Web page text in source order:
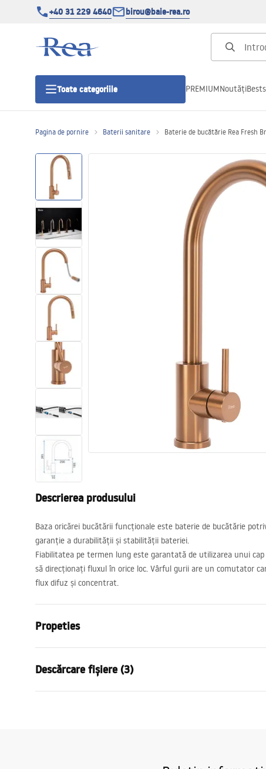
+40 31 229 4640 birou@baie-rea.ro
Toate categoriile
Usi pentru cabine de dus
Cadite de dus
Rigole Liniare
Vase WC si Bideuri
Lavoare
Cazi cu paravane
Dusuri
PREMIUMNoutăți
Pagina de pornire Baterii sanitare Baterie de bucătărie Rea Fresh
Descrierea produsului
Baza oricărei bucătării funcționale este baterie de bucătărie
garanție a durabilității și stabilității bateriei.
Fiabilitatea pe termen lung este garantată de utilizarea unui
să direcționați fluxul în orice loc. Vârful gurii are un comutator
flux difuz și concentrat.
Propeties
Metodă de montaj
Culoare
Cupru periat
Descărcare fișiere (3)